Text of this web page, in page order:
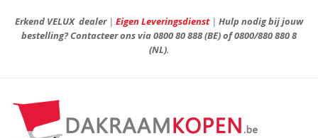
Erkend VELUX dealer| Eigen Leveringsdienst| Hulp nodig bij jouw
bestelling? Contacteer ons via0800 80 888(BE) of0800/880 880 8
(NL).